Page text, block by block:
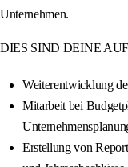
Unternehmen.
DIES SIND DEINE
Weiterentwicklung
Mitarbeit bei
Erstellung von